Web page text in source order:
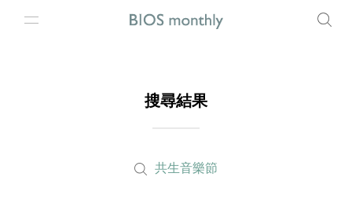
搜尋結果
共生音樂節